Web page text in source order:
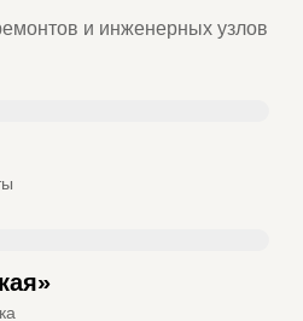
и инженерных узлов